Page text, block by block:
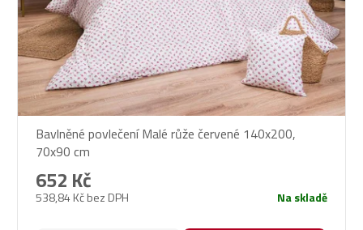
Bavlněné povlečení Malé růže červené 140x200,
70x90 cm
538,84 Kč bez DPH
652 Kč
Na skladě